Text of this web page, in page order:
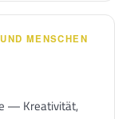
MENSCHEN
— Kreativität,